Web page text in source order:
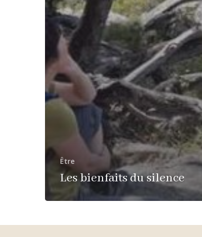
Être
Les bienfaits du silence